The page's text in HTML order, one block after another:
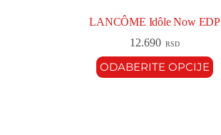
LANCÔME Idôle Now EDP
12.690 RSD
ODABERITE OPCIJE